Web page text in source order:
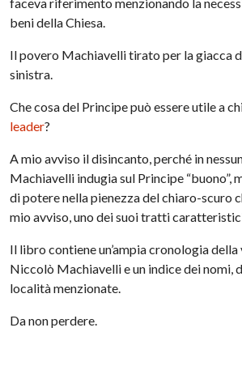
beni della Chiesa.
Il povero Machiavelli tirato per la giacca
sinistra.
Che cosa del Principe può essere utile a
leader?
A mio avviso il disincanto, perché in
Machiavelli indugia sul Principe “buono”,
di potere nella pienezza del chiaro-scuro
mio avviso, uno dei suoi tratti
Il libro contiene un’ampia cronologia
Niccolò Machiavelli e un indice dei nomi,
località menzionate.
Da non perdere.